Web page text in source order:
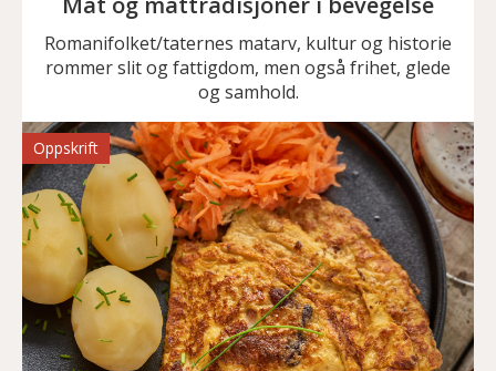
Romanifolket/taternes matarv, kultur og historie
rommer slit og fattigdom, men også frihet, glede
og samhold.
Oppskrift